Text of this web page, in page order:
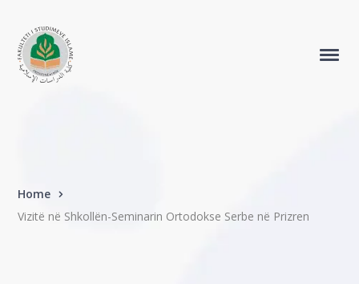
Home
Vizitë në Shkollën-Seminarin Ortodokse Serbe në Prizren